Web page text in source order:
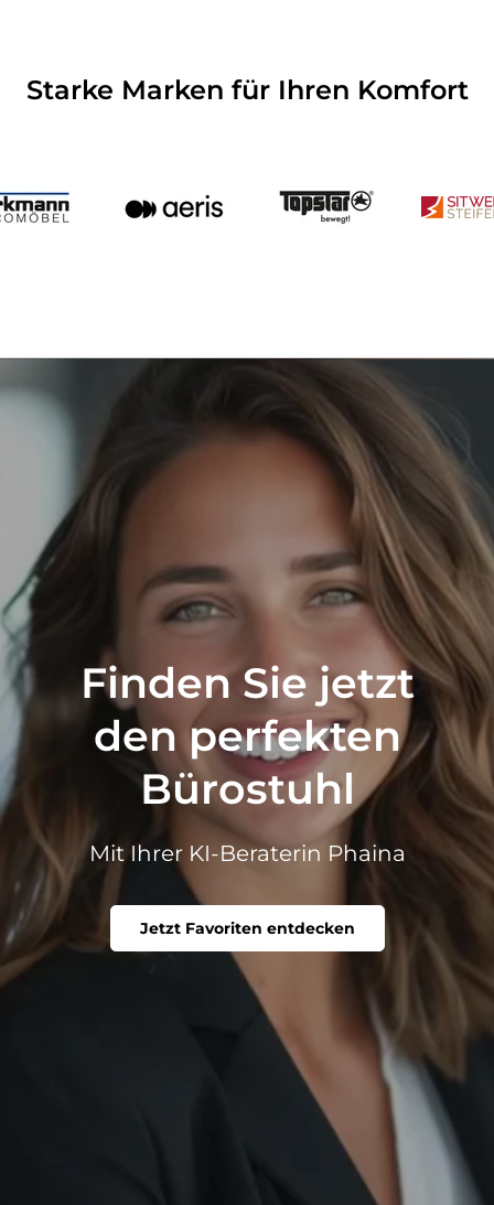
Starke Marken für Ihren Komfort
Finden Sie jetzt
den perfekten
Bürostuhl
Mit Ihrer KI-Beraterin Phaina
Jetzt Favoriten entdecken